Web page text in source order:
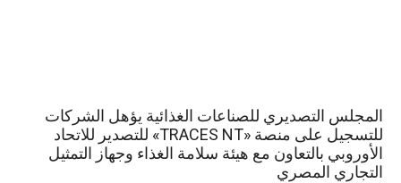
المجلس التصديري للصناعات الغذائية يؤهل الشركات
للتسجيل على منصة «TRACES NT» للتصدير للاتحاد
الأوروبي بالتعاون مع هيئة سلامة الغذاء وجهاز التمثيل
التجاري المصري